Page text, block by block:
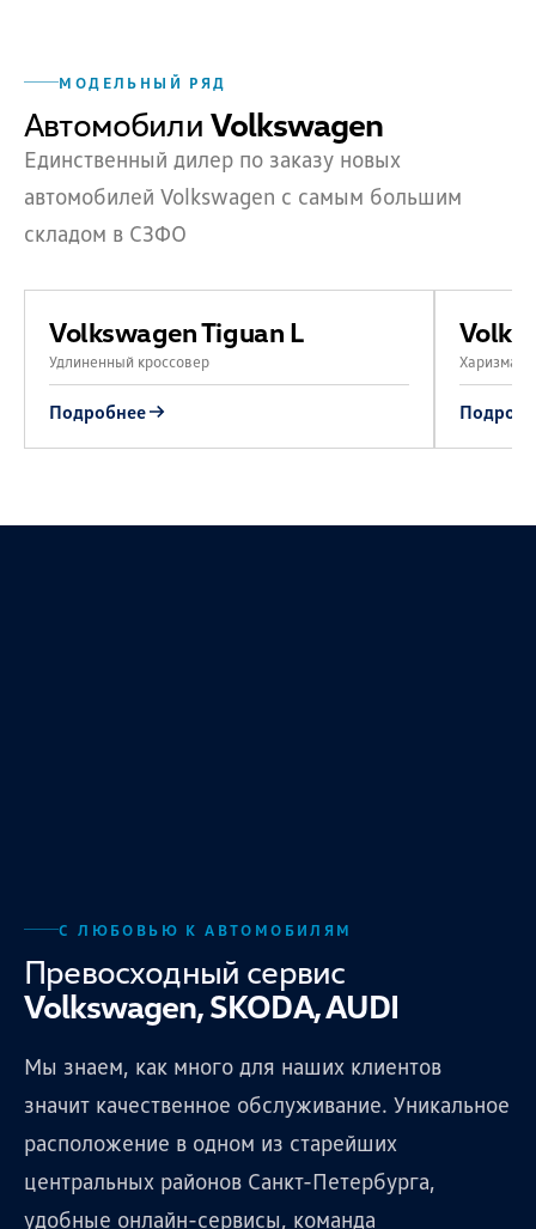
МОДЕЛЬНЫЙ РЯД
Автомобили Volkswagen
Единственный дилер по заказу новых
автомобилей Volkswagen с самым большим
складом в СЗФО
Volkswagen Tiguan L
Удлиненный кроссовер
Подробнее
С ЛЮБОВЬЮ К АВТОМОБИЛЯМ
Превосходный сервис
Volkswagen, SKODA, AUDI
Мы знаем, как много для наших клиентов
значит качественное обслуживание. Уникальное
расположение в одном из старейших
центральных районов Санкт-Петербурга,
удобные онлайн-сервисы, команда